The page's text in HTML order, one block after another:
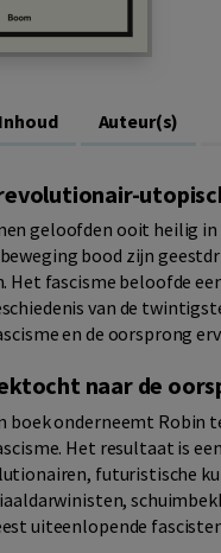
Inhoud Auteur(s)
geloofden ooit heilig
bood zijn
Het fascisme beloofde
van de
en de oorsprong
naar de
boek onderneemt Robin
Het resultaat is
futuristische
uiteenlopende